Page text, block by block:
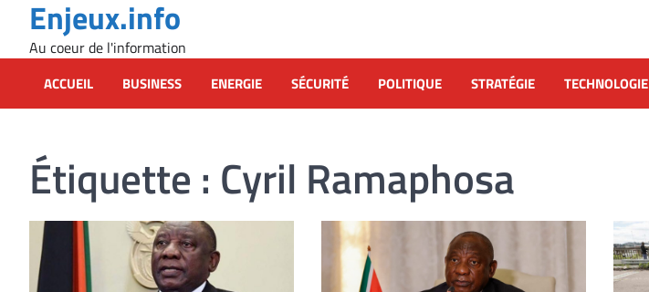
content
Enjeux.info
Au coeur de l'information
ACCUEIL BUSINESS ENERGIE SÉCURITÉ POLITIQUE STRATÉGIE TECHNOLOGIE
Étiquette : Cyril Ramaphosa